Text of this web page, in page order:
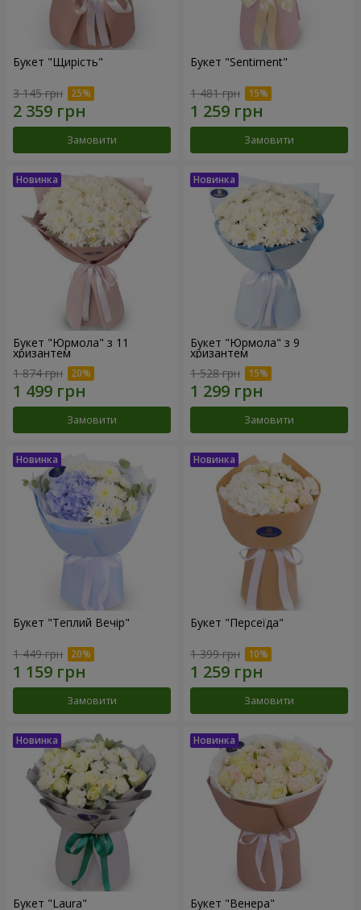
Букет "Щирість"
3 145 грн
Замовити
Букет "Sentiment"
1 481 грн
Замовити
Букет "Юрмола" з 11
хризантем
1 874 грн
Замовити
Букет "Юрмола" з 9
хризантем
1 528 грн
Замовити
Букет "Теплий Вечір"
1 449 грн
Замовити
Букет "Персеїда"
1 399 грн
Замовити
Букет "Laura" Букет "Венера"